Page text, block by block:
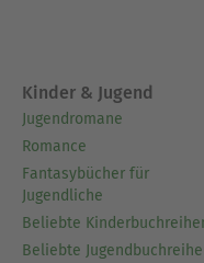
Kinder & Jugend
Jugendromane
Romance
Fantasybücher für
Jugendliche
Beliebte
Beliebte